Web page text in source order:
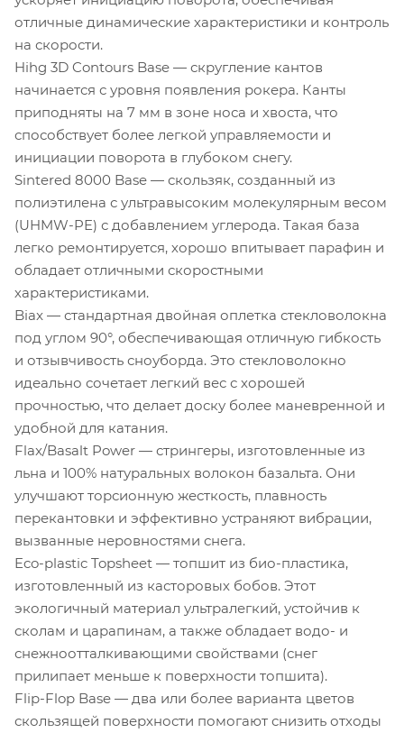
отличные динамические характеристики и контроль
на скорости.
Hihg 3D Contours Base — скругление кантов
начинается с уровня появления рокера. Канты
приподняты на 7 мм в зоне носа и хвоста, что
способствует более легкой управляемости и
инициации поворота в глубоком снегу.
Sintered 8000 Base — скользяк, созданный из
полиэтилена с ультравысоким молекулярным весом
(UHMW-PE) с добавлением углерода. Такая база
легко ремонтируется, хорошо впитывает парафин и
обладает отличными скоростными
характеристиками.
Biax — стандартная двойная оплетка стекловолокна
под углом 90°, обеспечивающая отличную гибкость
и отзывчивость сноуборда. Это стекловолокно
идеально сочетает легкий вес с хорошей
прочностью, что делает доску более маневренной и
удобной для катания.
Flax/Basalt Power — стрингеры, изготовленные из
льна и 100% натуральных волокон базальта. Они
улучшают торсионную жесткость, плавность
перекантовки и эффективно устраняют вибрации,
вызванные неровностями снега.
Eco-plastic Topsheet — топшит из био-пластика,
изготовленный из касторовых бобов. Этот
экологичный материал ультралегкий, устойчив к
сколам и царапинам, а также обладает водо- и
снежноотталкивающими свойствами (снег
прилипает меньше к поверхности топшита).
Flip-Flop Base — два или более варианта цветов
скользящей поверхности помогают снизить отходы